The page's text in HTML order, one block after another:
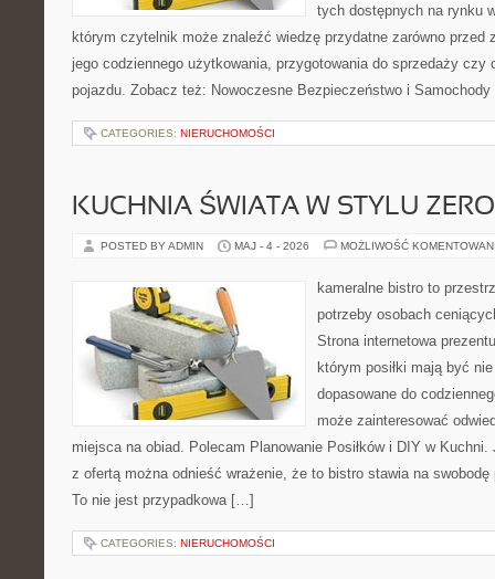
tych dostępnych na rynku
którym czytelnik może znaleźć wiedzę przydatne zarówno przed
jego codziennego użytkowania, przygotowania do sprzedaży czy
pojazdu. Zobacz też: Nowoczesne Bezpieczeństwo i
CATEGORIES: NIERUCHOMOŚCI
KUCHNIA ŚWIATA W STYLU
POSTED BY ADMIN MAJ - 4 - 2026 MOŻLIWOŚĆ
kameralne bistro to
potrzeby osobach
Strona internetowa
którym posiłki mają być
dopasowane do
może zainteresować
miejsca na obiad. Polecam Planowanie Posiłków i DIY w
z ofertą można odnieść wrażenie, że to bistro stawia na swobodę
To nie jest przypadkowa […]
CATEGORIES: NIERUCHOMOŚCI